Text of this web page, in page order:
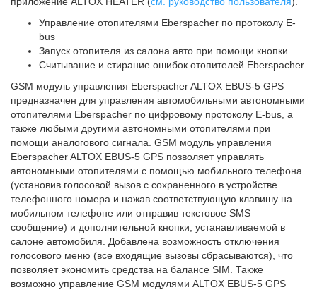
Управление отопителями Eberspacher по протоколу E-
bus
Запуск отопителя из салона авто при помощи кнопки
Считывание и стирание ошибок отопителей Eberspacher
GSM модуль управления Eberspacher ALTOX EBUS-5 GPS
предназначен для управления автомобильными автономными
отопителями Eberspacher по цифровому протоколу E-bus, а
также любыми другими автономными отопителями при
помощи аналогового сигнала. GSM модуль управления
Eberspacher ALTOX EBUS-5 GPS позволяет управлять
автономными отопителями с помощью мобильного телефона
(установив голосовой вызов с сохраненного в устройстве
телефонного номера и нажав соответствующую клавишу на
мобильном телефоне или отправив текстовое SMS
сообщение) и дополнительной кнопки, устанавливаемой в
салоне автомобиля. Добавлена возможность отключения
голосового меню (все входящие вызовы сбрасываются), что
позволяет экономить средства на балансе SIM. Также
возможно управление GSM модулями ALTOX EBUS-5 GPS